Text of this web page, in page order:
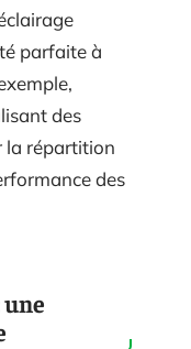
parfaite à
des
la répartition
des